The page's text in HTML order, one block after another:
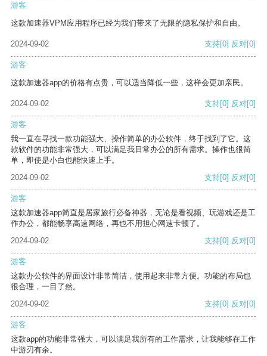
游客
这款加速器VPM应用程序已经为我们带来了无限的隐私保护和自由。
2024-09-02 支持[0] 反对[0]
游客
这款加速器app的价格有点贵，可以适当降低一些，这样会更加亲民。
2024-09-02 支持[0] 反对[0]
游客
我一直在寻找一款功能强大、操作简单的办公软件，终于找到了它。这
款软件的功能非常强大，可以满足我日常办公的所有需求。操作也很简
单，即使是小白也能快速上手。
2024-09-02
支持[0] 反对[0]
游客
这款加速器app简直是居家旅行必备神器，无论是看视频、玩游戏还是工
作办公，都能畅享高速网络，再也不用担心网速卡顿了。
2024-09-02
支持[0] 反对[0]
游客
这款办公软件的界面设计非常简洁，使用起来非常方便。功能的布局也
很合理，一目了然。
2024-09-02
支持[0] 反对[0]
游客
这款app的功能非常强大，可以满足我所有的工作需求，让我能够在工作
中游刃有余。